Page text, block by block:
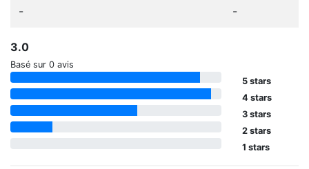
- -
3.0
Basé sur 0 avis
5 stars
4 stars
3 stars
2 stars
1 stars